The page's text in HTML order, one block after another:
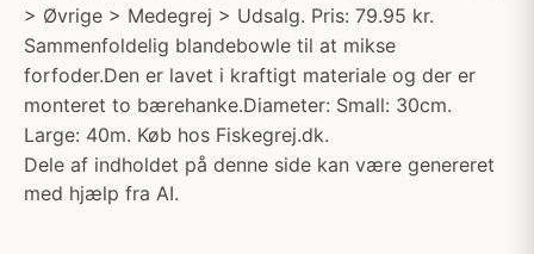
> Øvrige > Medegrej > Udsalg. Pris: 79.95 kr.
Sammenfoldelig blandebowle til at mikse
forfoder.Den er lavet i kraftigt materiale og der er
monteret to bærehanke.Diameter: Small: 30cm.
Large: 40m. Køb hos Fiskegrej.dk.
Dele af indholdet på denne side kan være genereret
med hjælp fra AI.